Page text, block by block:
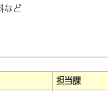
など
担当課